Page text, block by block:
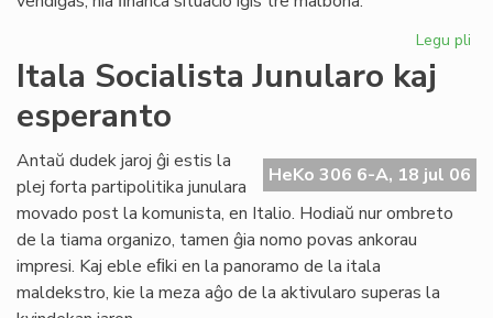
Legu pli
Itala Socialista Junularo kaj
esperanto
HeKo 306 6-A, 18 jul 06
Antaŭ dudek jaroj ĝi estis la
plej forta partipolitika junulara
movado post la komunista, en Italio. Hodiaŭ nur ombreto
de la tiama organizo, tamen ĝia nomo povas ankorau
impresi. Kaj eble eﬁki en la panoramo de la itala
maldekstro, kie la meza aĝo de la aktivularo superas la